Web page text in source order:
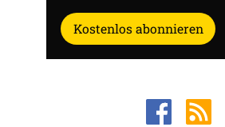
Kostenlos abonnieren